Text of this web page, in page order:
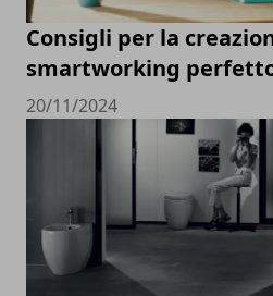
Consigli per la
smartworking
20/11/2024